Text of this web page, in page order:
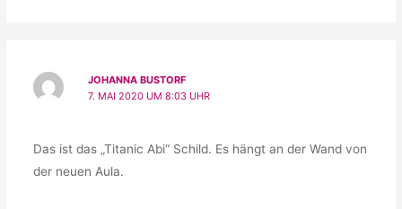
JOHANNA BUSTORF
7. MAI 2020 UM 8:03 UHR
Das ist das „Titanic Abi“ Schild. Es hängt an der Wand von
der neuen Aula.